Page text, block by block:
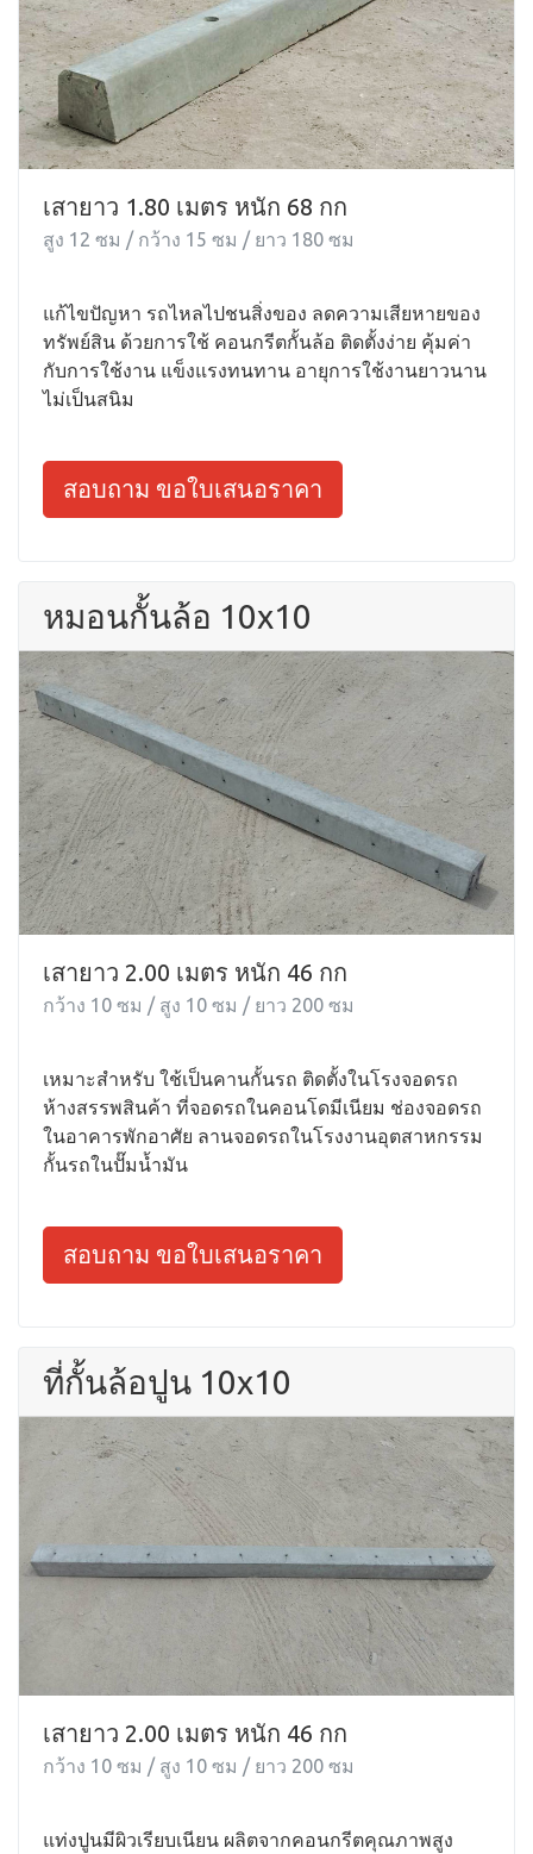
เสายาว 1.80 เมตร หนัก 68 กก
สูง 12 ซม / กว้าง 15 ซม / ยาว 180 ซม
แก้ไขปัญหา รถไหลไปชนสิ่งของ ลดความเสียหายของ
ทรัพย์สิน ด้วยการใช้ คอนกรีตกั้นล้อ ติดตั้งง่าย คุ้มค่า
กับการใช้งาน แข็งแรงทนทาน อายุการใช้งานยาวนาน
ไม่เป็นสนิม
สอบถาม ขอใบเสนอราคา
หมอนกั้นล้อ 10x10
เสายาว 2.00 เมตร หนัก 46 กก
กว้าง 10 ซม / สูง 10 ซม / ยาว 200 ซม
เหมาะสำหรับ ใช้เป็นคานกั้นรถ ติดตั้งในโรงจอดรถ
ห้างสรรพสินค้า ที่จอดรถในคอนโดมีเนียม ช่องจอดรถ
ในอาคารพักอาศัย ลานจอดรถในโรงงานอุตสาหกรรม
กั้นรถในปั๊มน้ำมัน
สอบถาม ขอใบเสนอราคา
ที่กั้นล้อปูน 10x10
เสายาว 2.00 เมตร หนัก 46 กก
กว้าง 10 ซม / สูง 10 ซม / ยาว 200 ซม
แท่งปูนมีผิวเรียบเนียน ผลิตจากคอนกรีตคุณภาพสูง